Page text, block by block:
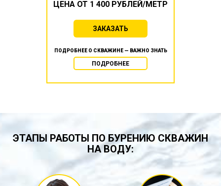
ЦЕНА ОТ 1 400 РУБЛЕЙ/МЕТР
ЗАКАЗАТЬ
ПОДРОБНЕЕ О СКВАЖИНЕ — ВАЖНО ЗНАТЬ
ПОДРОБНЕЕ
ЭТАПЫ РАБОТЫ ПО БУРЕНИЮ СКВАЖИН
НА ВОДУ: